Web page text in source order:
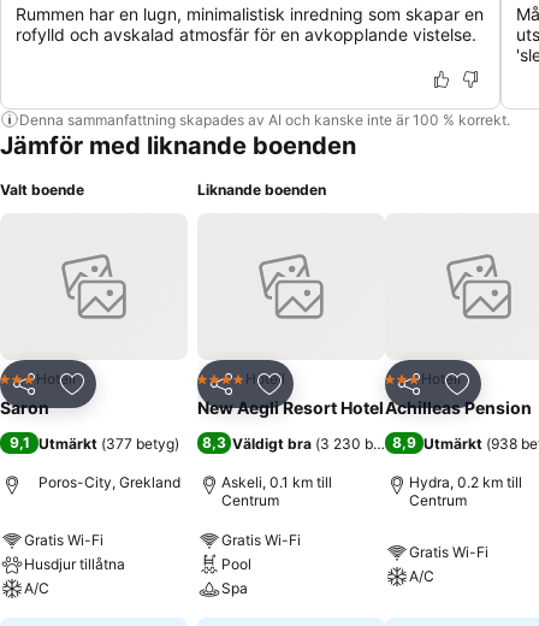
Rummen har en lugn, minimalistisk inredning som skapar en
rofylld och avskalad atmosfär för en avkopplande vistelse.
Denna sammanfattning skapades av AI och kanske inte är 100 % korrekt.
Jämför med liknande boenden
Valt boende
Dela Lägg till i Mina Favoriter
3 Stjärnor
Hotell
Saron
9,1 Utmärkt (377 betyg)
Poros-City, Grekland
Gratis Wi-Fi
Husdjur tillåtna
A/C
Liknande boenden
Dela Lägg till i Mina Favoriter
4 StjärnorHotell
New Aegli Resort Hotel
8,3 Väldigt bra (3 230 betyg)
Askeli, 0.1 km till
Centrum
Gratis Wi-Fi
Pool
Spa
Dela Lägg till
3 Stjärnor
Hotell
Achilleas Pension
8,9 Utmärkt (938
Hydra, 0.2 km till
Centrum
Gratis Wi-Fi
A/C